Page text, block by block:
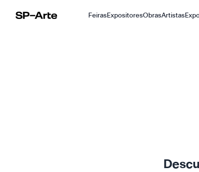
SP–Arte FeirasExpositoresObrasArtistas